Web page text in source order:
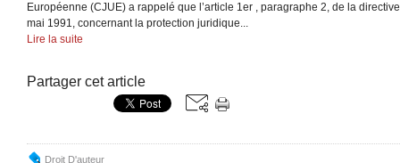
Européenne (CJUE) a rappelé que l’article 1er , paragraphe 2, de la
mai 1991, concernant la protection juridique...
Lire la suite
Partager cet article
Droit D'auteur